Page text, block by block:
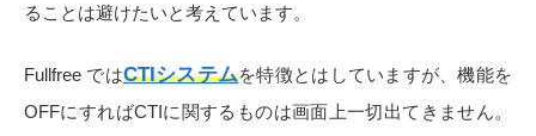
ることは避けたいと考えています。
Fullfree ではCTIシステムを特徴とはしていますが、機能を
OFFにすればCTIに関するものは画面上一切出てきません。